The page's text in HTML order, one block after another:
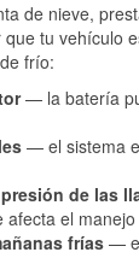
de nieve,
tu vehículo
frío:
— la batería
— el sistema
de las
afecta el
frías —